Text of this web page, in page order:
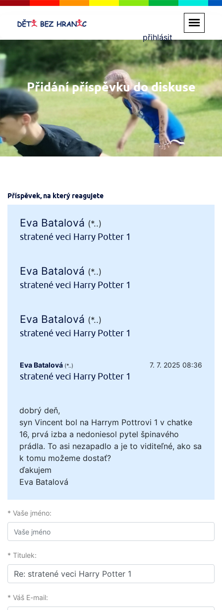
přihlásit
Přidání příspěvku do diskuse
Příspěvek, na který reagujete
Eva Batalová (*..)
stratené veci Harry Potter 1
Eva Batalová (*..)
stratené veci Harry Potter 1
Eva Batalová (*..)
stratené veci Harry Potter 1
Eva Batalová (*..) 7. 7. 2025 08:36
stratené veci Harry Potter 1
dobrý deň,
syn Vincent bol na Harrym Pottrovi 1 v chatke
16, prvá izba a nedoniesol pytel špinavého
prádla. To asi nezapadlo a je to viditeľné, ako sa
k tomu možeme dostať?
ďakujem
Eva Batalová
* Vaše jméno:
* Titulek:
* Váš E-mail: